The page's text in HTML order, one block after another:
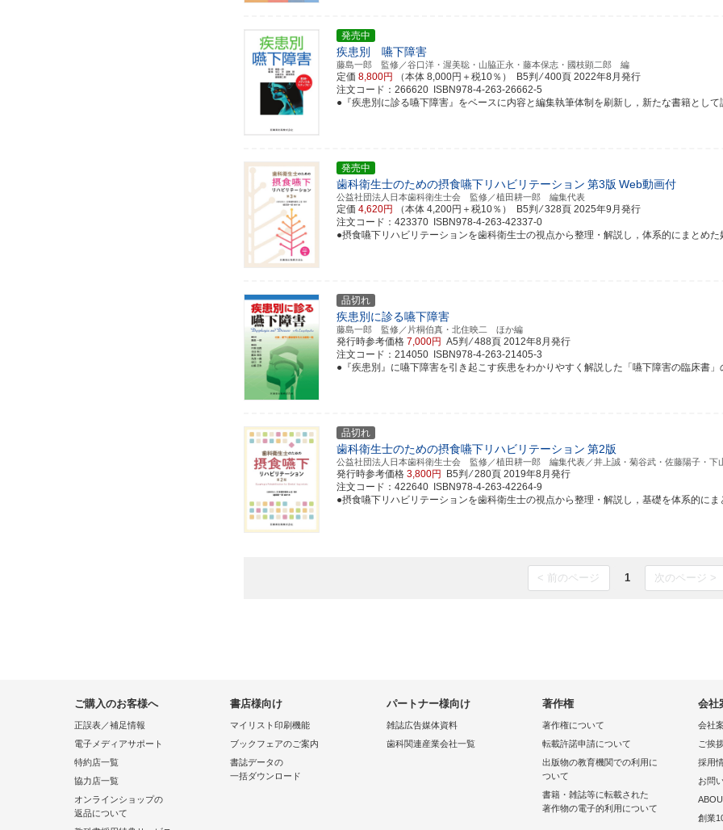
発売中
疾患別 嚥下障害
藤島一郎 監修／谷口洋・渥美聡・山脇正永・藤本保志・國枝顕二郎 編
定価 8,800円 （本体 8,000円＋税10％） B5判 ⁄ 400頁 2022年8月発行
注文コード：266620 ISBN978-4-263-26662-5
●『疾患別に診る嚥下障害』をベースに内容と編集執筆体制を刷新し，新たな書籍として
発売中
歯科衛生士のための摂食嚥下リハビリテーション 第3版 Web動画付
公益社団法人日本歯科衛生士会 監修／植田耕一郎 編集代表
定価 4,620円 （本体 4,200円＋税10％） B5判 ⁄ 328頁 2025年9月発行
注文コード：423370 ISBN978-4-263-42337-0
●摂食嚥下リハビリテーションを歯科衛生士の視点から整理・解説し，体系的にまとめ
品切れ
疾患別に診る嚥下障害
藤島一郎 監修／片桐伯真・北住映二 ほか編
発行時参考価格 7,000円 A5判 ⁄ 488頁 2012年8月発行
注文コード：214050 ISBN978-4-263-21405-3
●『疾患別』に嚥下障害を引き起こす疾患をわかりやすく解説した「嚥下障害の臨床書」
品切れ
歯科衛生士のための摂食嚥下リハビリテーション 第2版
公益社団法人日本歯科衛生士会 監修／植田耕一郎 編集代表／井上誠・菊谷武・佐藤陽子・
発行時参考価格 3,800円 B5判 ⁄ 280頁 2019年8月発行
注文コード：422640 ISBN978-4-263-42264-9
●摂食嚥下リハビリテーションを歯科衛生士の視点から整理・解説し，基礎を体系的に
< 前のページ 1 次のページ >
ご購入のお客様へ
正誤表／補足情報
電子メディアサポート
特約店一覧
協力店一覧
オンラインショップの
返品について
書店様向け
マイリスト印刷機能
ブックフェアのご案内
書誌データの
一括ダウンロード
パートナー様向け
雑誌広告媒体資料
歯科関連産業会社一覧
著作権
著作権について
転載許諾申請について
出版物の教育機関での利用に
ついて
書籍・雑誌等に転載された
著作物の電子的利用について
会社
会社
ご挨
採用
お問
創業